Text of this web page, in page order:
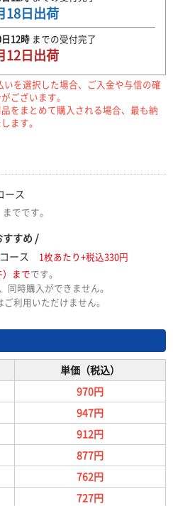
18日出荷
12時までの受付完了
12日出荷
を選択した場合、ご入金や与信の確
ございます。
をまとめて購入される場合、最も納
ます。
ース
でです。
すめ /
コース
1枚あたり+税込330円
）までです。
時購入ができません。
利用いただけません。
単価（税込）
970円
947円
912円
877円
762円
727円